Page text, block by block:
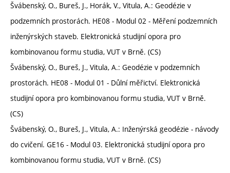
Švábenský, O., Bureš, J., Horák, V., Vitula, A.: Geodézie v
podzemních prostorách. HE08 - Modul 02 - Měření podzemních
inženýrských staveb. Elektronická studijní opora pro
kombinovanou formu studia, VUT v Brně. (CS)
Švábenský, O., Bureš, J., Vitula, A.: Geodézie v podzemních
prostorách. HE08 - Modul 01 - Důlní měřictví. Elektronická
studijní opora pro kombinovanou formu studia, VUT v Brně.
(CS)
Švábenský, O., Bureš, J., Vitula, A.: Inženýrská geodézie - návody
do cvičení. GE16 - Modul 03. Elektronická studijní opora pro
kombinovanou formu studia, VUT v Brně. (CS)